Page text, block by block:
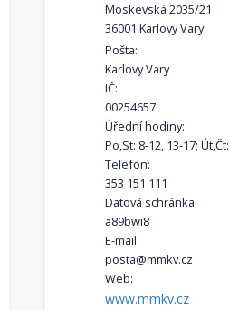
Moskevská 2035/21
36001 Karlovy Vary
Pošta:
Karlovy Vary
IČ:
00254657
Úřední hodiny:
Po,St: 8-12, 13-17;
Telefon:
353 151 111
Datová schránka:
a89bwi8
E-mail:
posta@mmkv.cz
Web:
www.mmkv.cz